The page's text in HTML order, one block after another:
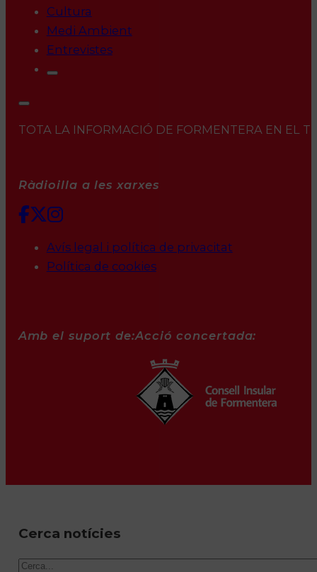
Cultura
Medi Ambient
Entrevistes
TOTA LA INFORMACIÓ DE FORMENTERA EN EL
Ràdioilla a les xarxes
Avís legal i política de privacitat
Política de cookies
Amb el suport de:Acció concertada:
Cerca notícies
Cercar